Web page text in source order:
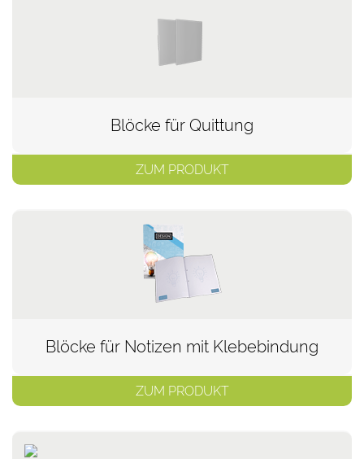
Blöcke für Quittung
ZUM PRODUKT
Blöcke für Notizen mit Klebebindung
ZUM PRODUKT